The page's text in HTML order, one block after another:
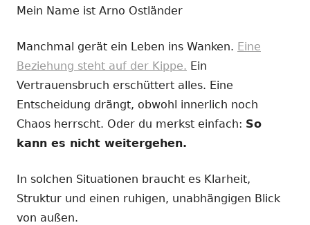
Mein Name ist Arno Ostländer
Manchmal gerät ein Leben ins Wanken. Eine
Beziehung steht auf der Kippe. Ein
Vertrauensbruch erschüttert alles. Eine
Entscheidung drängt, obwohl innerlich noch
Chaos herrscht. Oder du merkst einfach: So
kann es nicht weitergehen.
In solchen Situationen braucht es Klarheit,
Struktur und einen ruhigen, unabhängigen Blick
von außen.